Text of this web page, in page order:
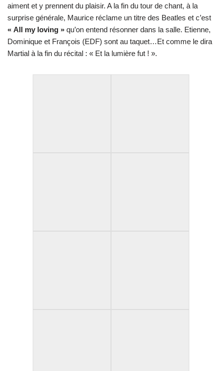
aiment et y prennent du plaisir. A la fin du tour de chant, à la
surprise générale, Maurice réclame un titre des Beatles et c’est
« All my loving » qu’on entend résonner dans la salle. Etienne,
Dominique et François (EDF) sont au taquet…Et comme le dira
Martial à la fin du récital : « Et la lumière fut ! ».